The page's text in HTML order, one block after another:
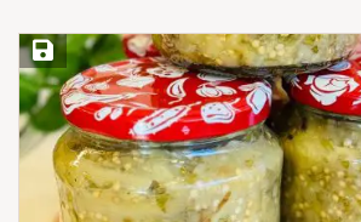
Save Recipe